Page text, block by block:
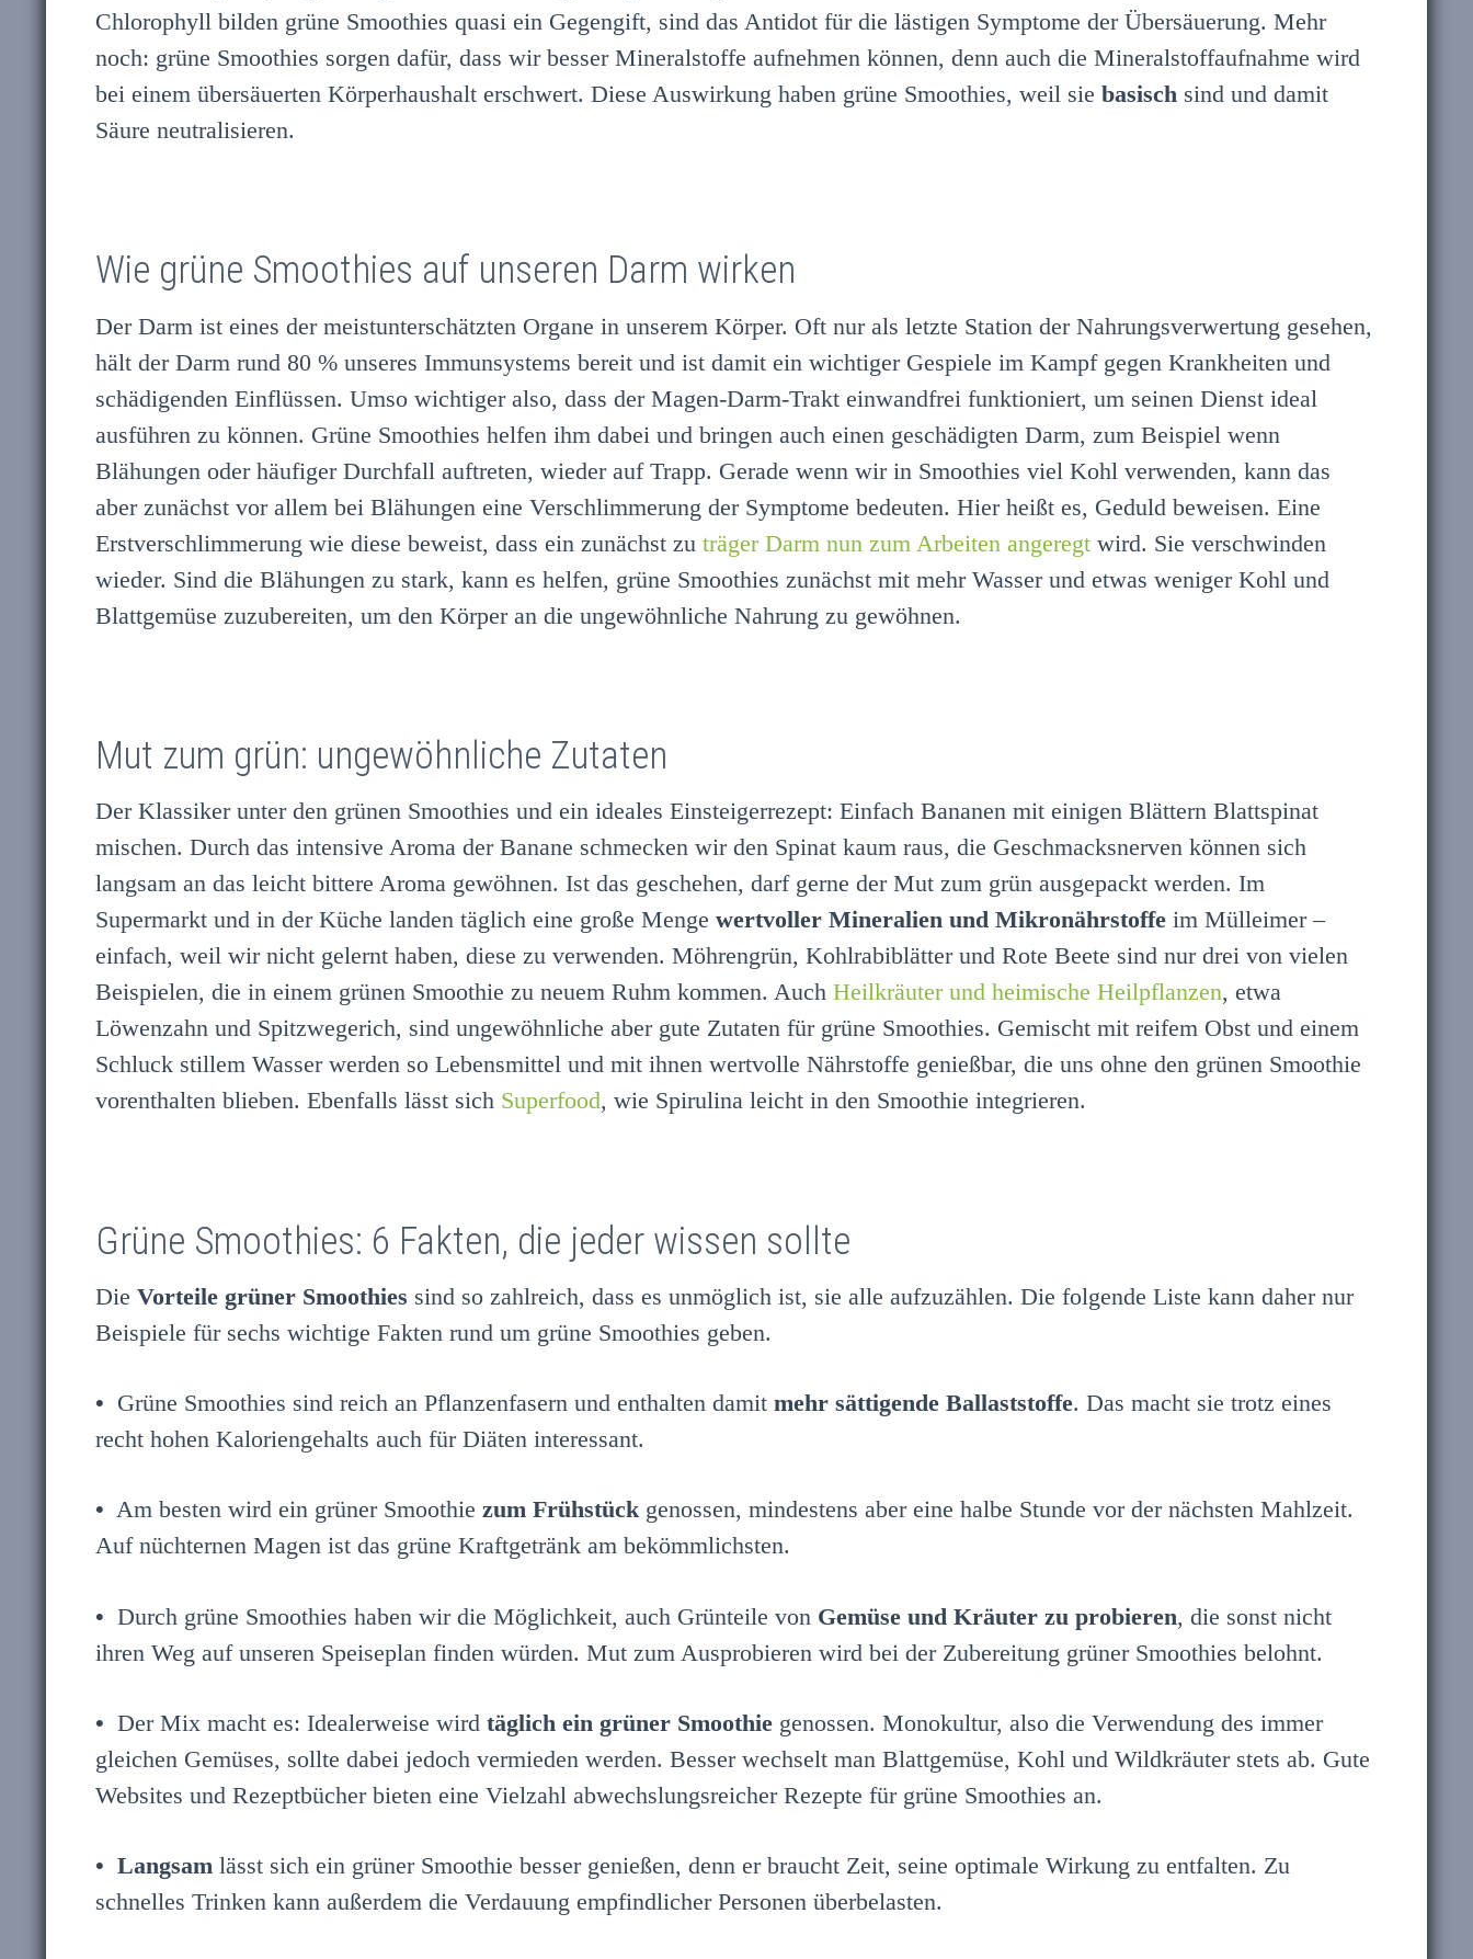
Chlorophyll bilden grüne Smoothies quasi ein Gegengift, sind das Antidot für die lästigen Symptome der Übersäuerung. Mehr
noch: grüne Smoothies sorgen dafür, dass wir besser Mineralstoffe aufnehmen können, denn auch die Mineralstoffaufnahme wird
bei einem übersäuerten Körperhaushalt erschwert. Diese Auswirkung haben grüne Smoothies, weil sie basisch sind und damit
Säure neutralisieren.
Wie grüne Smoothies auf unseren Darm wirken
Der Darm ist eines der meistunterschätzten Organe in unserem Körper. Oft nur als letzte Station der Nahrungsverwertung gesehen,
hält der Darm rund 80 % unseres Immunsystems bereit und ist damit ein wichtiger Gespiele im Kampf gegen Krankheiten und
schädigenden Einflüssen. Umso wichtiger also, dass der Magen-Darm-Trakt einwandfrei funktioniert, um seinen Dienst ideal
ausführen zu können. Grüne Smoothies helfen ihm dabei und bringen auch einen geschädigten Darm, zum Beispiel wenn
Blähungen oder häufiger Durchfall auftreten, wieder auf Trapp. Gerade wenn wir in Smoothies viel Kohl verwenden, kann das
aber zunächst vor allem bei Blähungen eine Verschlimmerung der Symptome bedeuten. Hier heißt es, Geduld beweisen. Eine
Erstverschlimmerung wie diese beweist, dass ein zunächst zu träger Darm nun zum Arbeiten angeregt wird. Sie verschwinden
wieder. Sind die Blähungen zu stark, kann es helfen, grüne Smoothies zunächst mit mehr Wasser und etwas weniger Kohl und
Blattgemüse zuzubereiten, um den Körper an die ungewöhnliche Nahrung zu gewöhnen.
Mut zum grün: ungewöhnliche Zutaten
Der Klassiker unter den grünen Smoothies und ein ideales Einsteigerrezept: Einfach Bananen mit einigen Blättern Blattspinat
mischen. Durch das intensive Aroma der Banane schmecken wir den Spinat kaum raus, die Geschmacksnerven können sich
langsam an das leicht bittere Aroma gewöhnen. Ist das geschehen, darf gerne der Mut zum grün ausgepackt werden. Im
Supermarkt und in der Küche landen täglich eine große Menge wertvoller Mineralien und Mikronährstoffe im Mülleimer –
einfach, weil wir nicht gelernt haben, diese zu verwenden. Möhrengrün, Kohlrabiblätter und Rote Beete sind nur drei von vielen
Beispielen, die in einem grünen Smoothie zu neuem Ruhm kommen. Auch Heilkräuter und heimische Heilpflanzen, etwa
Löwenzahn und Spitzwegerich, sind ungewöhnliche aber gute Zutaten für grüne Smoothies. Gemischt mit reifem Obst und einem
Schluck stillem Wasser werden so Lebensmittel und mit ihnen wertvolle Nährstoffe genießbar, die uns ohne den grünen Smoothie
vorenthalten blieben. Ebenfalls lässt sich Superfood, wie Spirulina leicht in den Smoothie integrieren.
Grüne Smoothies: 6 Fakten, die jeder wissen sollte
Die Vorteile grüner Smoothies sind so zahlreich, dass es unmöglich ist, sie alle aufzuzählen. Die folgende Liste kann daher nur
Beispiele für sechs wichtige Fakten rund um grüne Smoothies geben.
• Grüne Smoothies sind reich an Pflanzenfasern und enthalten damit mehr sättigende Ballaststoffe. Das macht sie trotz eines
recht hohen Kaloriengehalts auch für Diäten interessant.
• Am besten wird ein grüner Smoothie zum Frühstückgenossen, mindestens aber eine halbe Stunde vor der nächsten Mahlzeit.
Auf nüchternen Magen ist das grüne Kraftgetränk am bekömmlichsten.
• Durch grüne Smoothies haben wir die Möglichkeit, auch Grünteile von Gemüse und Kräuter zu probieren, die sonst nicht
ihren Weg auf unseren Speiseplan finden würden. Mut zum Ausprobieren wird bei der Zubereitung grüner Smoothies belohnt.
• Der Mix macht es: Idealerweise wird täglich ein grüner Smoothie genossen. Monokultur, also die Verwendung des immer
gleichen Gemüses, sollte dabei jedoch vermieden werden. Besser wechselt man Blattgemüse, Kohl und Wildkräuter stets ab. Gute
Websites und Rezeptbücher bieten eine Vielzahl abwechslungsreicher Rezepte für grüne Smoothies an.
• Langsam lässt sich ein grüner Smoothie besser genießen, denn er braucht Zeit, seine optimale Wirkung zu entfalten. Zu
schnelles Trinken kann außerdem die Verdauung empfindlicher Personen überbelasten.